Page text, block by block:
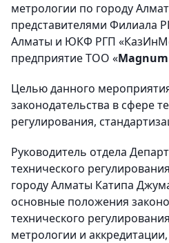
метрологии по городу
представителями Филиала
Алматы и ЮКФ РГП
предприятие ТОО «Magnum
Целью данного
законодательства в сфере
регулирования,
Руководитель отдела
технического
городу Алматы Катипа
основные положения
технического
метрологии и